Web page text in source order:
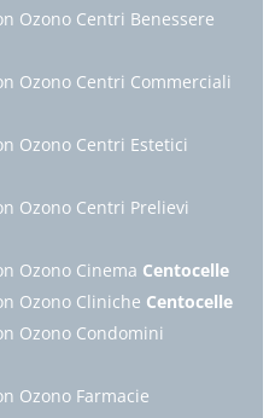
Ozono Centri Benessere
Ozono Centri Commerciali
Ozono Centri Estetici
Ozono Centri Prelievi
Ozono Cinema Centocelle
Ozono Cliniche Centocelle
Ozono Condomini
Ozono Farmacie